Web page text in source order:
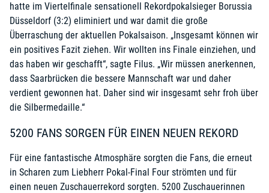
hatte im Viertelfinale sensationell Rekordpokalsieger Borussia
Düsseldorf (3:2) eliminiert und war damit die große
Überraschung der aktuellen Pokalsaison. „Insgesamt können wir
ein positives Fazit ziehen. Wir wollten ins Finale einziehen, und
das haben wir geschafft“, sagte Filus. „Wir müssen anerkennen,
dass Saarbrücken die bessere Mannschaft war und daher
verdient gewonnen hat. Daher sind wir insgesamt sehr froh über
die Silbermedaille.“
5200 FANS SORGEN FÜR EINEN NEUEN REKORD
Für eine fantastische Atmosphäre sorgten die Fans, die erneut
in Scharen zum Liebherr Pokal-Final Four strömten und für
einen neuen Zuschauerrekord sorgten. 5200 Zuschauerinnen